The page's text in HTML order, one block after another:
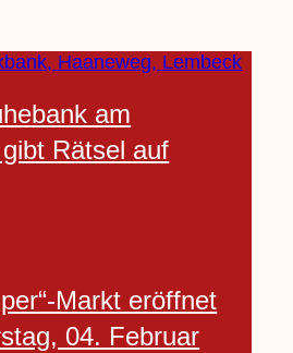
am
Rätsel auf
Markt eröffnet
04. Februar